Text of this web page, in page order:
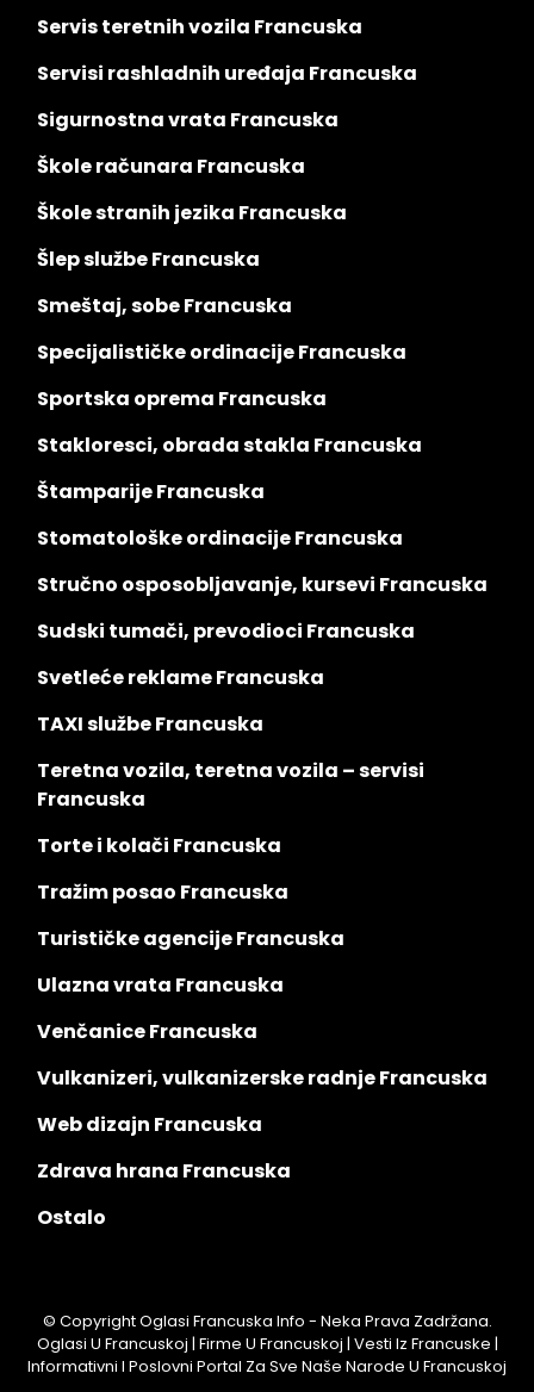
Servis teretnih vozila Francuska
Servisi rashladnih uređaja Francuska
Sigurnostna vrata Francuska
Škole računara Francuska
Škole stranih jezika Francuska
Šlep službe Francuska
Smeštaj, sobe Francuska
Specijalističke ordinacije Francuska
Sportska oprema Francuska
Stakloresci, obrada stakla Francuska
Štamparije Francuska
Stomatološke ordinacije Francuska
Stručno osposobljavanje, kursevi Francuska
Sudski tumači, prevodioci Francuska
Svetleće reklame Francuska
TAXI službe Francuska
Teretna vozila, teretna vozila – servisi
Francuska
Torte i kolači Francuska
Tražim posao Francuska
Turističke agencije Francuska
Ulazna vrata Francuska
Venčanice Francuska
Vulkanizeri, vulkanizerske radnje Francuska
Web dizajn Francuska
Zdrava hrana Francuska
Ostalo
© Copyright Oglasi Francuska Info - Neka Prava Zadržana.
Oglasi U Francuskoj | Firme U Francuskoj | Vesti Iz Francuske |
Informativni I Poslovni Portal Za Sve Naše Narode U Francuskoj